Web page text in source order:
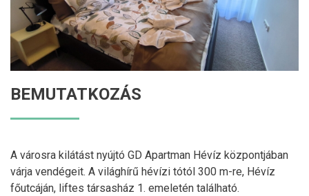
BEMUTATKOZÁS
A városra kilátást nyújtó GD Apartman Hévíz központjában
várja vendégeit. A világhírű hévízi tótól 300 m-re, Hévíz
főutcáján, liftes társasház 1. emeletén található.